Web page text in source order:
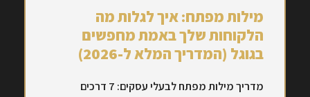
מילות מפתח: איך לגלות מה
הלקוחות שלך באמת מחפשים
בגוגל (המדריך המלא ל-2026)
מדריך מילות מפתח לבעלי עסקים: 7 דרכים